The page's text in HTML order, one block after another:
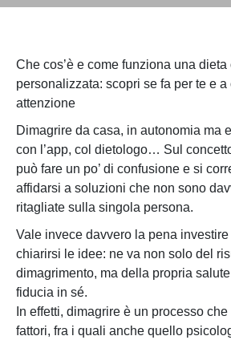
Che cos’è e come funziona una
personalizzata: scopri se fa per te e a
attenzione
Dimagrire da casa, in autonomia ma
con l’app, col dietologo… Sul
può fare un po’ di confusione e si
affidarsi a soluzioni che non sono
ritagliate sulla singola persona.
Vale invece davvero la pena investire
chiarirsi le idee: ne va non solo del
dimagrimento, ma della propria
fiducia in sé.
In effetti, dimagrire è un processo
fattori, fra i quali anche quello